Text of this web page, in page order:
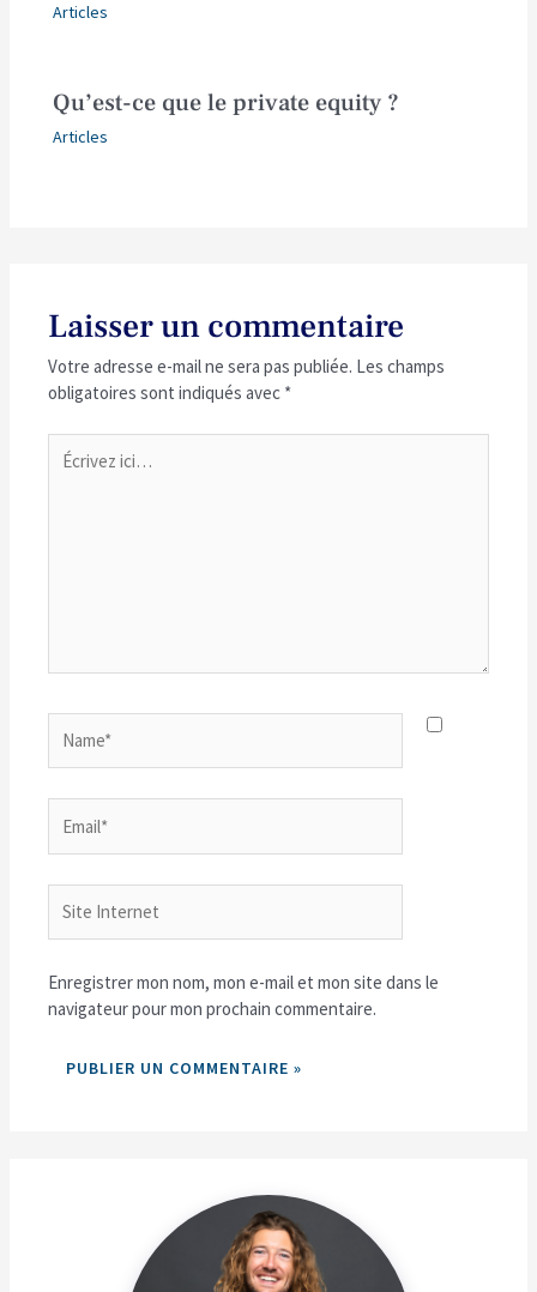
Articles
Qu’est-ce que le private equity ?
Articles
Laisser un commentaire
Votre adresse e-mail ne sera pas publiée. Les champs
obligatoires sont indiqués avec *
Écrivez
ici…
Internet
Enregistrer mon nom, mon e-mail et mon site dans le
navigateur pour mon prochain commentaire.